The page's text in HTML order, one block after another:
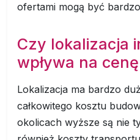
ofertami mogą być
Czy lokalizacja
wpływa na
Lokalizacja ma bardzo
całkowitego kosztu
okolicach wyższe są nie